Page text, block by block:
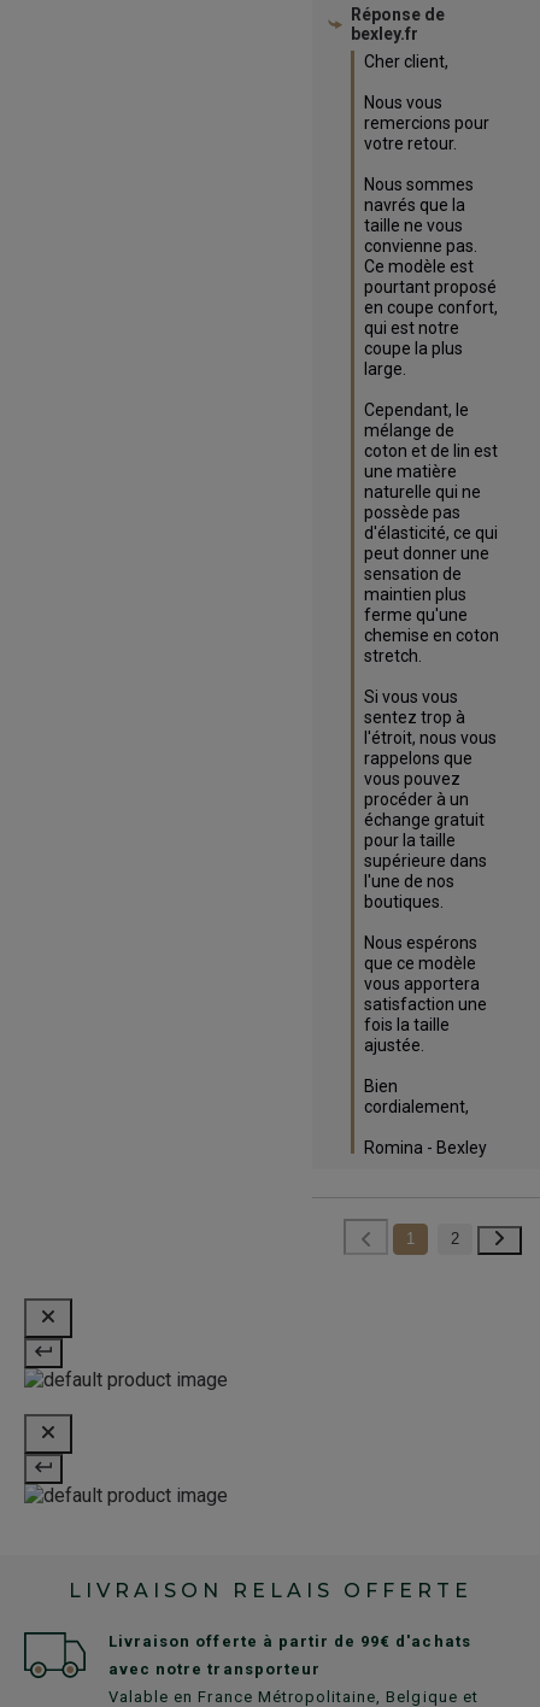
Réponse de
bexley.fr
Cher client,
Nous vous
remercions pour
votre retour.
Nous sommes
navrés que la
taille ne vous
convienne pas.
Ce modèle est
pourtant proposé
en coupe confort,
qui est notre
coupe la plus
large.
Cependant, le
mélange de
coton et de lin est
une matière
naturelle qui ne
possède pas
d'élasticité, ce qui
peut donner une
sensation de
maintien plus
ferme qu'une
chemise en coton
stretch.
Si vous vous
sentez trop à
l'étroit, nous vous
rappelons que
vous pouvez
procéder à un
échange gratuit
pour la taille
supérieure dans
l'une de nos
boutiques.
Nous espérons
que ce modèle
vous apportera
satisfaction une
fois la taille
ajustée.
Bien
cordialement,
Romina - Bexley
1 2
LIVRAISON RELAIS OFFERTE
Livraison offerte à partir de 99€ d'achats
avec notre transporteur
Valable en France Métropolitaine, Belgique et